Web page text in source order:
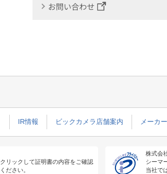
お問い合わせ
IR情報 ビックカメラ店舗案内 メーカ
クリックして証明書の内容をご確認
ください。
株式会
シーマ
当社で